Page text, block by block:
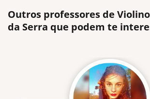
Outros professores de
da Serra que podem te